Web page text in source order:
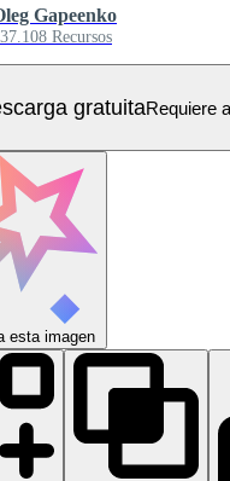
Gapeenko
Recursos
gratuitaRequiere
esta imagen